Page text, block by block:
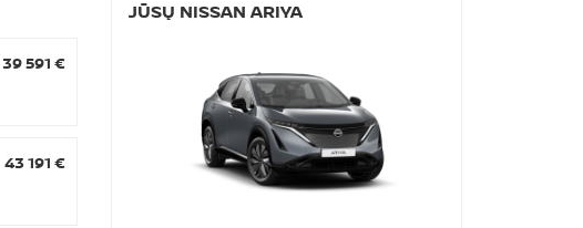
39 591 €
43 191 €
JŪSŲ NISSAN ARIYA